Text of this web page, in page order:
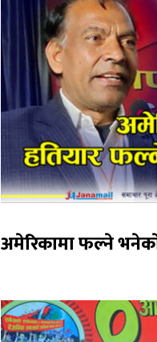
अमेरिकामा फल्ने